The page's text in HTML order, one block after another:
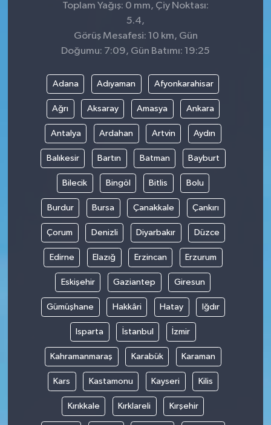
Toplam Yağış: 0 mm, Çiy Noktası:
5.4,
Görüş Mesafesi: 10 km, Gün
Doğumu: 7:09, Gün Batımı: 19:25
Adana Adıyaman Afyonkarahisar
Ağrı Aksaray Amasya Ankara
Antalya Ardahan Artvin Aydın
Balıkesir Bartın Batman Bayburt
Bilecik Bingöl Bitlis Bolu
Burdur Bursa Çanakkale Çankırı
Çorum Denizli Diyarbakır Düzce
Edirne Elazığ Erzincan Erzurum
Eskişehir Gaziantep Giresun
Gümüşhane Hakkâri Hatay Iğdır
Isparta İstanbul İzmir
Kahramanmaraş Karabük Karaman
Kars Kastamonu Kayseri Kilis
Kırıkkale Kırklareli Kırşehir